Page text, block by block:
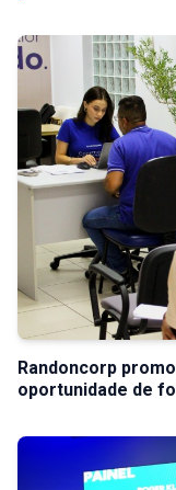
Randoncorp
oportunidade de